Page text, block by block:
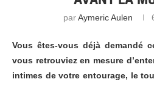
parAymeric Aulen
Vous êtes-vous déjà demandé
vous retrouviez en mesure
intimes de votre entourage, le